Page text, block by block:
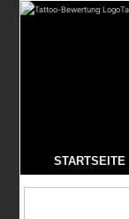
STARTSEITE